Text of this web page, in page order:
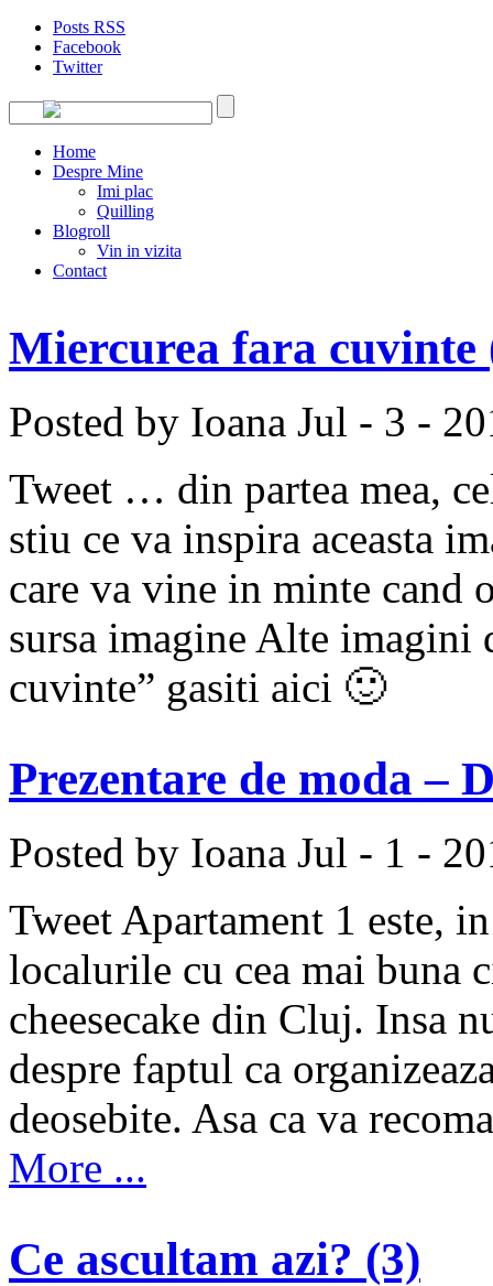
Posts RSS
Facebook
Twitter
Home
Despre Mine
Imi plac
Quilling
Blogroll
Vin in vizita
Contact
Miercurea fara cuvinte
Posted by Ioana Jul - 3 -
Tweet … din partea mea,
stiu ce va inspira aceasta
care va vine in minte cand
sursa imagine Alte imagini
cuvinte” gasiti aici 🙂
Prezentare de moda –
Posted by Ioana Jul - 1 -
Tweet Apartament 1 este,
localurile cu cea mai buna
cheesecake din Cluj. Insa
despre faptul ca
deosebite. Asa ca va
More ...
Ce ascultam azi? (3)